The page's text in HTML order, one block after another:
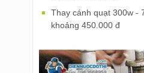
Thay cánh quạt 300w -
khoảng 450.000 đ